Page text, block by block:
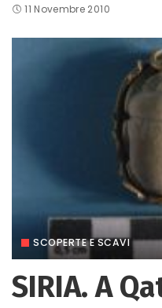
11 Novembre 2010
SCOPERTE E SCAVI
SIRIA. A